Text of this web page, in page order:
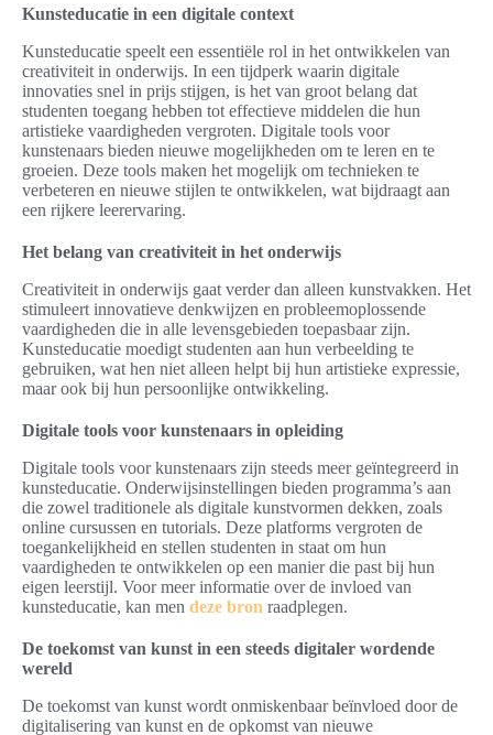
Kunsteducatie in een digitale context
Kunsteducatie speelt een essentiële rol in het ontwikkelen van
creativiteit in onderwijs. In een tijdperk waarin digitale
innovaties snel in prijs stijgen, is het van groot belang dat
studenten toegang hebben tot effectieve middelen die hun
artistieke vaardigheden vergroten. Digitale tools voor
kunstenaars bieden nieuwe mogelijkheden om te leren en te
groeien. Deze tools maken het mogelijk om technieken te
verbeteren en nieuwe stijlen te ontwikkelen, wat bijdraagt aan
een rijkere leerervaring.
Het belang van creativiteit in het onderwijs
Creativiteit in onderwijs gaat verder dan alleen kunstvakken. Het
stimuleert innovatieve denkwijzen en probleemoplossende
vaardigheden die in alle levensgebieden toepasbaar zijn.
Kunsteducatie moedigt studenten aan hun verbeelding te
gebruiken, wat hen niet alleen helpt bij hun artistieke expressie,
maar ook bij hun persoonlijke ontwikkeling.
Digitale tools voor kunstenaars in opleiding
Digitale tools voor kunstenaars zijn steeds meer geïntegreerd in
kunsteducatie. Onderwijsinstellingen bieden programma’s aan
die zowel traditionele als digitale kunstvormen dekken, zoals
online cursussen en tutorials. Deze platforms vergroten de
toegankelijkheid en stellen studenten in staat om hun
vaardigheden te ontwikkelen op een manier die past bij hun
eigen leerstijl. Voor meer informatie over de invloed van
kunsteducatie, kan men deze bron raadplegen.
De toekomst van kunst in een steeds digitaler wordende
wereld
De toekomst van kunst wordt onmiskenbaar beïnvloed door de
digitalisering van kunst en de opkomst van nieuwe